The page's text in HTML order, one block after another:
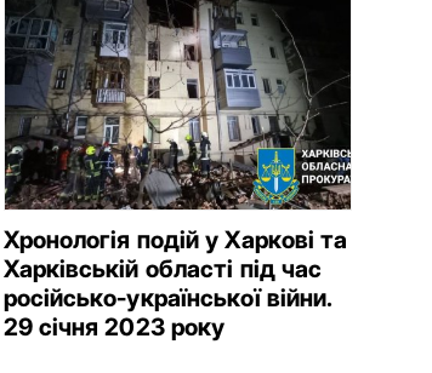
Хронологія подій у Харкові та
Харківській області під час
російсько-української війни.
29 січня 2023 року